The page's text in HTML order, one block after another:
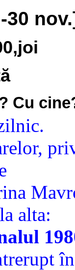
30
Cu
alta: